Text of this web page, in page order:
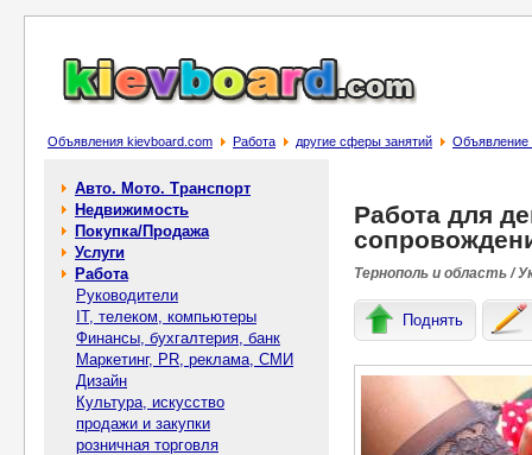
Объявления kievboard.com Работа другие сферы занятий Объявление
Авто. Мото. Транспорт
Недвижимость
Покупка/Продажа
Услуги
Работа
Руководители
IT, телеком, компьютеры
Финансы, бухгалтерия, банк
Маркетинг, PR, реклама, СМИ
Дизайн
Культура, искусство
продажи и закупки
розничная торговля
Работа для
Тернополь и область /
Поднять